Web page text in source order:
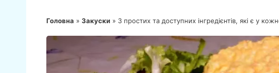
Головна » Закуски » З простих та доступних інгредієнтів, які є у